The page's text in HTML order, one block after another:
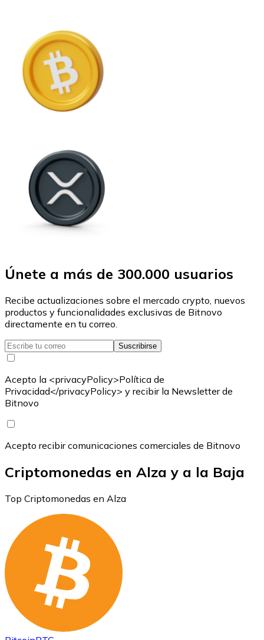
Únete a más de 300.000 usuarios
Recibe actualizaciones sobre el mercado crypto, nuevos
productos y funcionalidades exclusivas de Bitnovo
directamente en tu correo.
Suscribirse
Acepto la <privacyPolicy>Política de
Privacidad</privacyPolicy> y recibir la Newsletter de
Bitnovo
Acepto recibir comunicaciones comerciales de Bitnovo
Criptomonedas en Alza y a la Baja
Top Criptomonedas en Alza